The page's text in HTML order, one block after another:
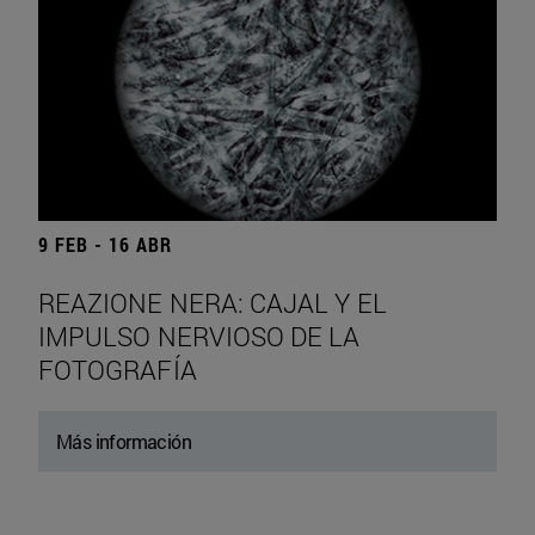
9 FEB - 16 ABR
REAZIONE NERA: CAJAL Y EL
IMPULSO NERVIOSO DE LA
FOTOGRAFÍA
Más información